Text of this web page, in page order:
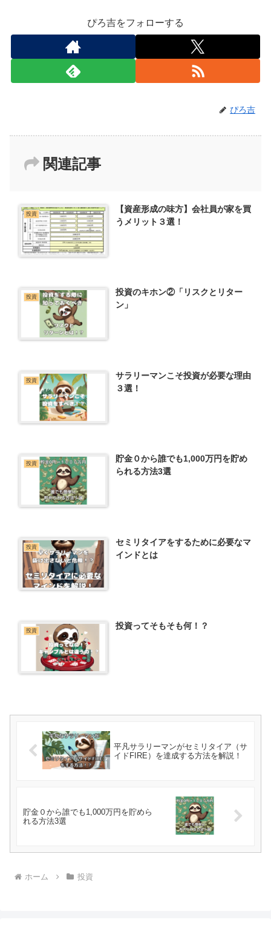
ぴろ吉をフォローする
ぴろ吉
関連記事
投資
【資産形成の味方】会社員が家を買
うメリット３選！
投資
投資のキホン②「リスクとリター
ン」
投資
サラリーマンこそ投資が必要な理由
３選！
投資
貯金０から誰でも1,000万円を貯め
られる方法3選
投資
セミリタイアをするために必要なマ
インドとは
投資 投資ってそもそも何！？
平凡サラリーマンがセミリタイア（サ
イドFIRE）を達成する方法を解説！
貯金０から誰でも1,000万円を貯めら
れる方法3選
ホーム 投資